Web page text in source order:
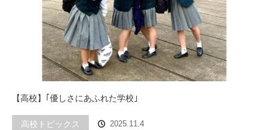
【高校】｢優しさにあふれた学校｣
高校トピックス 2025.11.4